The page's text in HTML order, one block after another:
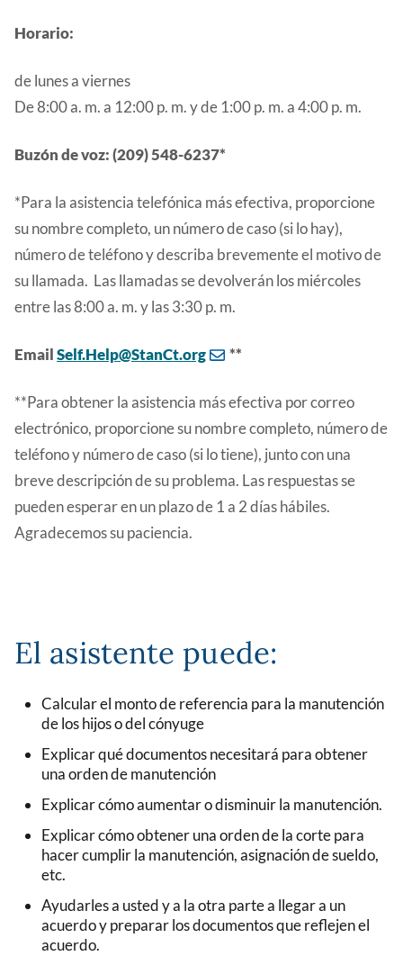
Horario:
de lunes a viernes
De 8:00 a. m. a 12:00 p. m. y de 1:00 p. m. a 4:00 p. m.
Buzón de voz: (209) 548-6237*
*Para la asistencia telefónica más efectiva, proporcione
su nombre completo, un número de caso (si lo hay),
número de teléfono y describa brevemente el motivo de
su llamada. Las llamadas se devolverán los miércoles
entre las 8:00 a. m. y las 3:30 p. m.
EmailSelf.Help@StanCt.org **
**Para obtener la asistencia más efectiva por correo
electrónico, proporcione su nombre completo, número de
teléfono y número de caso (si lo tiene), junto con una
breve descripción de su problema. Las respuestas se
pueden esperar en un plazo de 1 a 2 días hábiles.
Agradecemos su paciencia.
El asistente puede:
Calcular el monto de referencia para la manutención
de los hijos o del cónyuge
Explicar qué documentos necesitará para obtener
una orden de manutención
Explicar cómo aumentar o disminuir la manutención.
Explicar cómo obtener una orden de la corte para
hacer cumplir la manutención, asignación de sueldo,
etc.
Ayudarles a usted y a la otra parte a llegar a un
acuerdo y preparar los documentos que reflejen el
acuerdo.